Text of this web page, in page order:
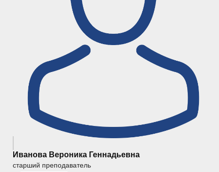
Иванова Вероника Геннадьевна
старший преподаватель